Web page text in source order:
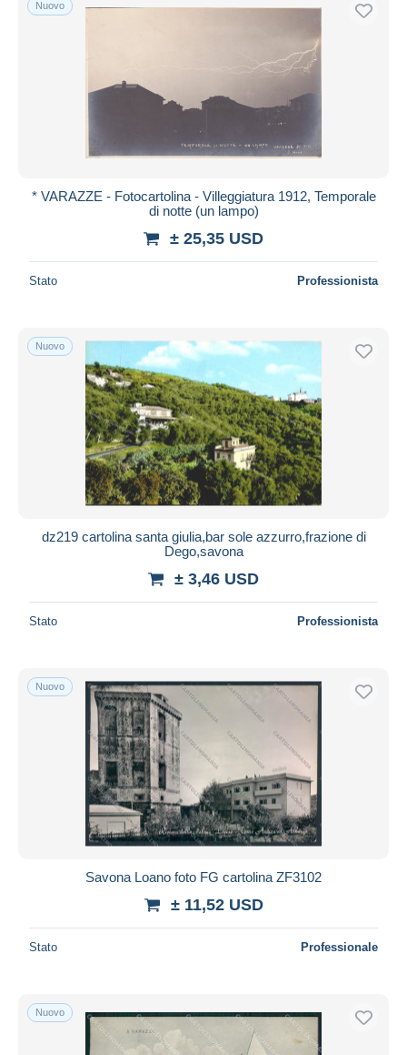
Spedizione gratuita
PayPal
Bonifico bancario
Mastercard
iDeal
Residenza del venditore
Aggiorna
Nuovo
* VARAZZE - Fotocartolina - Villeggiatura 1912, Temporale
di notte (un lampo)
± 25,35 USD
Stato Professionista
Nuovo
dz219 cartolina santa giulia,bar sole azzurro,frazione di
Dego,savona
± 3,46 USD
Stato Professionista
Nuovo
Savona Loano foto FG cartolina ZF3102
± 11,52 USD
Stato Professionale
Nuovo